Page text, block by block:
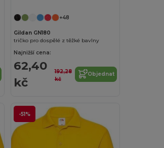
+48
Gildan GN180
tričko pro dospělé z těžké bavlny
Najnižší cena:
62,40
kč
192,28
kč
Objednat
-51%